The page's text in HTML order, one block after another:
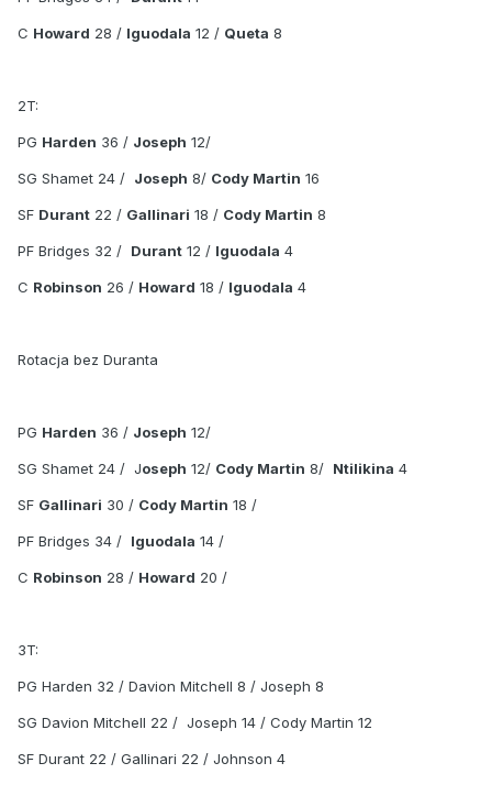
C Howard 28 / Iguodala 12 / Queta 8
2T:
PG Harden 36 / Joseph 12/
SG Shamet 24 / Joseph 8/ Cody Martin 16
SF Durant 22 / Gallinari 18 / Cody Martin 8
PF Bridges 32 / Durant 12 / Iguodala 4
C Robinson 26 / Howard 18 / Iguodala 4
Rotacja bez Duranta
PG Harden 36 / Joseph 12/
SG Shamet 24 / Joseph 12/ Cody Martin 8/ Ntilikina 4
SF Gallinari 30 / Cody Martin 18 /
PF Bridges 34 / Iguodala 14 /
C Robinson 28 / Howard 20 /
3T:
PG Harden 32 / Davion Mitchell 8 / Joseph 8
SG Davion Mitchell 22 / Joseph 14 / Cody Martin 12
SF Durant 22 / Gallinari 22 / Johnson 4